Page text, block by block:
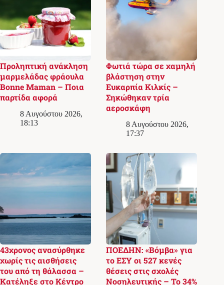
Προληπτική ανάκληση
μαρμελάδας φράουλα
Bonne Maman – Ποια
παρτίδα αφορά
8 Αυγούστου 2026,
18:13
Φωτιά τώρα σε χαμηλή
βλάστηση στην
Ευκαρπία Κιλκίς –
Σηκώθηκαν τρία
αεροσκάφη
8 Αυγούστου 2026,
17:37
43χρονος ανασύρθηκε
χωρίς τις αισθήσεις
του από τη θάλασσα –
Κατέληξε στο Κέντρο
ΠΟΕΔΗΝ: «Βόμβα» για
το ΕΣΥ οι 527 κενές
θέσεις στις σχολές
Νοσηλευτικής – Το 34%